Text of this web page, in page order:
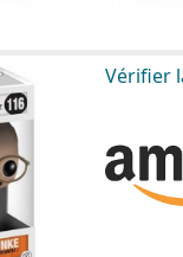
Vérifier